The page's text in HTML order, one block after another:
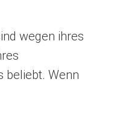
wegen ihres
beliebt. Wenn